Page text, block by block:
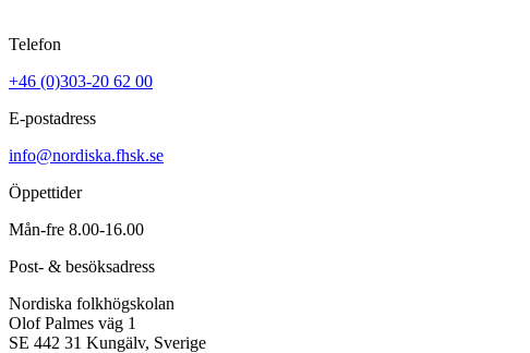
Telefon
+46 (0)303-20 62 00
E-postadress
info@nordiska.fhsk.se
Öppettider
Mån-fre 8.00-16.00
Post- & besöksadress
Nordiska folkhögskolan
Olof Palmes väg 1
SE 442 31 Kungälv, Sverige